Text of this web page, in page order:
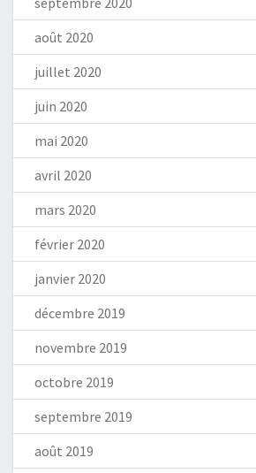
août 2020
juillet 2020
juin 2020
mai 2020
avril 2020
mars 2020
février 2020
janvier 2020
décembre 2019
novembre 2019
octobre 2019
septembre 2019
août 2019